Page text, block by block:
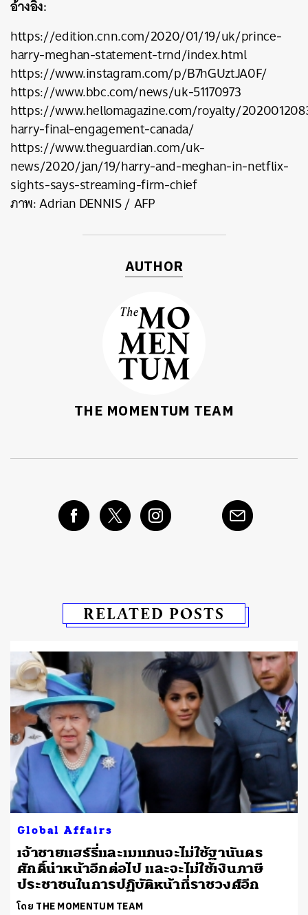
อ้างอิง:
https://edition.cnn.com/2020/01/19/uk/prince-
harry-meghan-statement-trnd/index.html
https://www.instagram.com/p/B7hGUztJA0F/
https://www.bbc.com/news/uk-51170973
https://www.hellomagazine.com/royalty/
harry-final-engagement-canada/
https://www.theguardian.com/uk-
news/2020/jan/19/harry-and-meghan-in-netflix-
sights-says-streaming-firm-chief
ภาพ: Adrian DENNIS / AFP
AUTHOR
THE MOMENTUM TEAM
RELATED POSTS
Global Affairs
เจ้าชายแฮร์รี่และเมแกนจะไม่ใช้ฐานันดร
ศักดิ์นำหน้าอีกต่อไป และจะไม่ใช้เงินภาษี
ประชาชนในการปฏิบัติหน้าที่ราชวงศ์อีก
โดย THE MOMENTUM TEAM
SHARE TWEET LINE EMAIL